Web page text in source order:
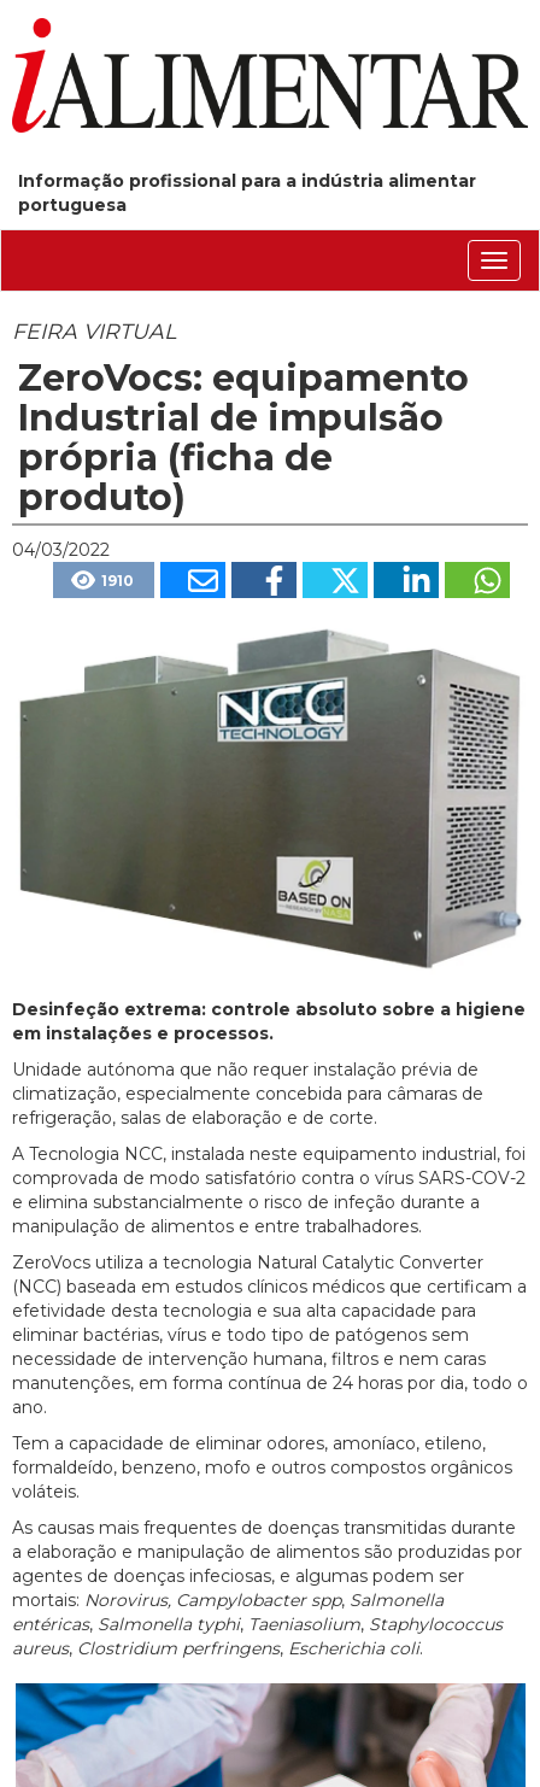
Informação profissional para a indústria alimentar
portuguesa
FEIRA VIRTUAL
ZeroVocs: equipamento
Industrial de impulsão
própria (ficha de
produto)
04/03/2022
1910
Desinfeção extrema: controle absoluto sobre a higiene
em instalações e processos.
Unidade autónoma que não requer instalação prévia de
climatização, especialmente concebida para câmaras de
refrigeração, salas de elaboração e de corte.
A Tecnologia NCC, instalada neste equipamento industrial, foi
comprovada de modo satisfatório contra o vírus SARS-COV-2
e elimina substancialmente o risco de infeção durante a
manipulação de alimentos e entre trabalhadores.
ZeroVocs utiliza a tecnologia Natural Catalytic Converter
(NCC) baseada em estudos clínicos médicos que certificam a
efetividade desta tecnologia e sua alta capacidade para
eliminar bactérias, vírus e todo tipo de patógenos sem
necessidade de intervenção humana, filtros e nem caras
manutenções, em forma contínua de 24 horas por dia, todo o
ano.
Tem a capacidade de eliminar odores, amoníaco, etileno,
formaldeído, benzeno, mofo e outros compostos orgânicos
voláteis.
As causas mais frequentes de doenças transmitidas durante
a elaboração e manipulação de alimentos são produzidas por
agentes de doenças infeciosas, e algumas podem ser
mortais: Norovirus, Campylobacter spp, Salmonella
entéricas, Salmonella typhi, Taeniasolium, Staphylococcus
aureus, Clostridium perfringens, Escherichia coli.